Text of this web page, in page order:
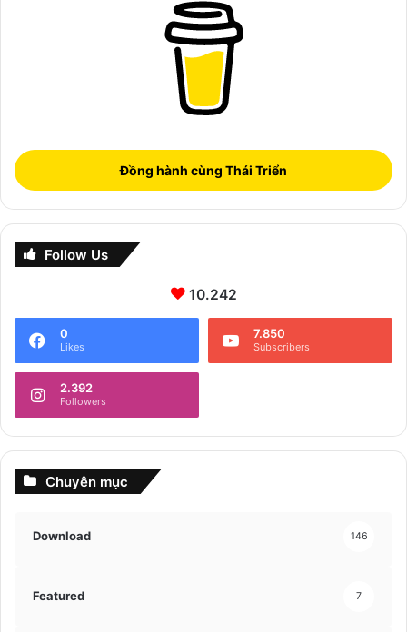
Đồng hành cùng Thái Triển
Follow Us
10.242
0
Likes
7.850
Subscribers
2.392
Followers
Chuyên mục
Download 146
Featured 7